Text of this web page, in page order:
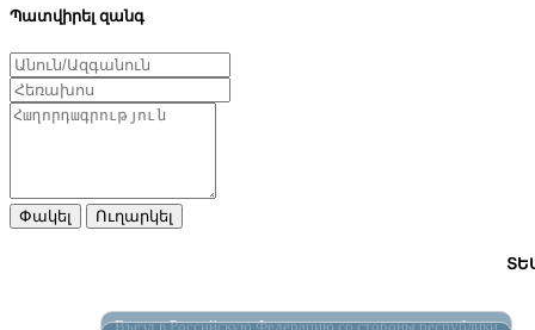
Պատվիրել զանգ
Փակել Ուղարկել
Въезд в Российскую Федерацию со стороны республики